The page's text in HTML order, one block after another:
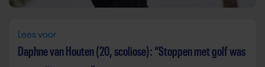
Lees voor
Daphne van Houten (20, scoliose): “Stoppen met golf was